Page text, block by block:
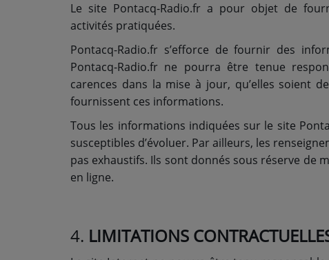
Le site Pontacq-Radio.fr a pour objet de
activités pratiquées.
Pontacq-Radio.fr s’efforce de fournir des
Pontacq-Radio.fr ne pourra être tenue
carences dans la mise à jour, qu’elles soient
fournissent ces informations.
Tous les informations indiquées sur le site
susceptibles d’évoluer. Par ailleurs, les
pas exhaustifs. Ils sont donnés sous réserve de
en ligne.
4. LIMITATIONS